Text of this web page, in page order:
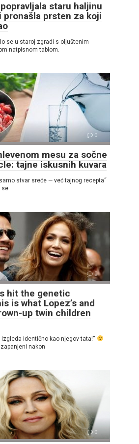
staru haljinu
pronašla prsten za koji
se u staroj zgradi s oljuštenim
natpisnom tablom.
0
mesu za sočne
tajne iskusnih kuvara
stvar sreće — već tajnog recepta“
se
0
hit the genetic
is what Lopez’s and
up twin children
izgleda identično kao njegov tata!“
nakon
0